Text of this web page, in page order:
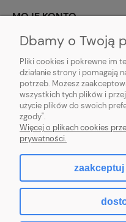
MOJE KONTO
INFORMACJE
Sklep
Dbamy o Twoją
Pliki cookies i pokrewne im
działanie strony i pomagają
potrzeb. Możesz
wszystkich tych plików i
użycie plików do swoich
zgody".
Więcej o plikach cookies
prywatności.